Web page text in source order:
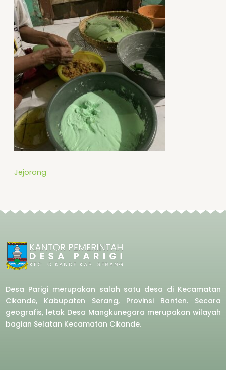
Jejorong
Desa Parigi merupakan salah satu desa di Kecamatan
Cikande, Kabupaten Serang, Provinsi Banten. Secara
geografis, letak Desa Mangkunegara merupakan wilayah
bagian Selatan Kecamatan Cikande.